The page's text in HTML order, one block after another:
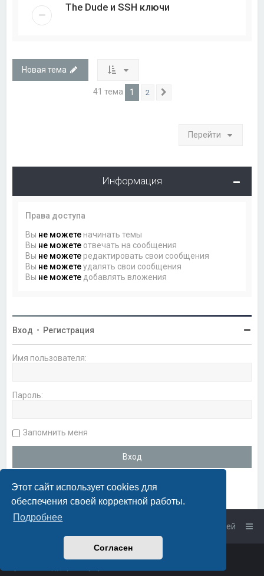
Этот сайт использует cookies для
обеспечения своей корректной работы.
Подробнее
Согласен
The Dude и SSH ключи
Новая тема
41 тема 1 2
Перейти
Информация
Права доступа
Вы не можете начинать темы
Вы не можете отвечать на сообщения
Вы не можете редактировать свои сообщения
Вы не можетеудалять свои сообщения
Вы не можете добавлять вложения
Вход • Регистрация
Имя пользователя:
Пароль:
Запомнить меня
Связаться с администрацией
phpBB
PlanetStyles